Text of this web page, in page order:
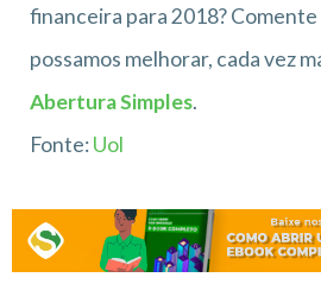
financeira para 2018?
possamos melhorar, cada vez
Abertura Simples.
Fonte:Uol